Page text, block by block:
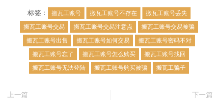
标签： 搬瓦工账号 搬瓦工账号不存在
搬瓦工账号丢失
搬瓦工账号交易
搬瓦工账号交易注意点
搬瓦工账号交易被骗
搬瓦工账号出售
搬瓦工账号如何交易
搬瓦工账号密码不对
搬瓦工账号忘了
搬瓦工账号怎么购买
搬瓦工账号找回
搬瓦工账号无法登陆
搬瓦工账号购买被骗 搬瓦工骗子
上一篇
下一篇